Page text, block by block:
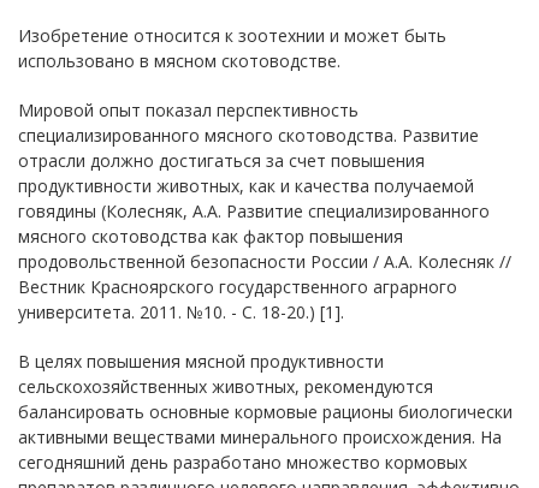
Изобретение относится к зоотехнии и может быть
использовано в мясном скотоводстве.
Мировой опыт показал перспективность
специализированного мясного скотоводства. Развитие
отрасли должно достигаться за счет повышения
продуктивности животных, как и качества получаемой
говядины (Колесняк, А.А. Развитие специализированного
мясного скотоводства как фактор повышения
продовольственной безопасности России / А.А. Колесняк //
Вестник Красноярского государственного аграрного
университета. 2011. №10. - С. 18-20.) [1].
В целях повышения мясной продуктивности
сельскохозяйственных животных, рекомендуются
балансировать основные кормовые рационы биологически
активными веществами минерального происхождения. На
сегодняшний день разработано множество кормовых